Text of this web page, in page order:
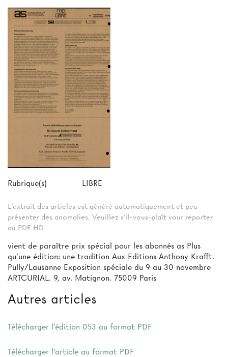
Rubrique(s) LIBRE
L'extrait des articles est généré automatiquement et peu
présenter des anomalies. Veuillez s'il-vous-plaît vour reporter
au PDF HD
vient de paraître prix spécial pour les abonnés as Plus
qu'une édition: une tradition Aux Editions Anthony Krafft.
Pully/Lausanne Exposition spéciale du 9 au 30 novembre
ARTCURIAL. 9, av. Matignon. 75009 Paris
Autres articles
Télécharger l'édition 053 au format PDF
Télécharger l'article au format PDF